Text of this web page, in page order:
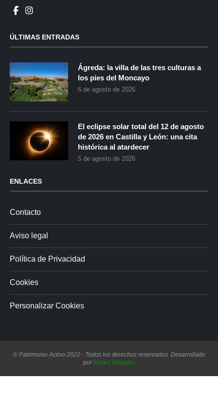
ÚLTIMAS ENTRADAS
Ágreda: la villa de las tres culturas a
los pies del Moncayo
6 de agosto de 2026
El eclipse solar total del 12 de agosto
de 2026 en Castilla y León: una cita
histórica al atardecer
5 de agosto de 2026
ENLACES
Contacto
Aviso legal
Política de Privacidad
Cookies
Personalizar Cookies
© Patrimonio Activo 2022 - Todos los derechos reservados. Desarrollado
porMares Virtuales